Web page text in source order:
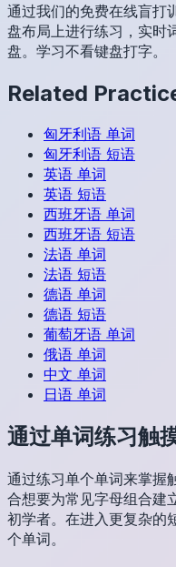
通过我们的免费在线盲打
盘布局上进行练习，实时
盘。学习不看键盘打字。
Related
匈牙利语 单词
匈牙利语 短语
英语 单词
英语 短语
西班牙语 单词
西班牙语 短语
法语 单词
法语 短语
德语 单词
德语 短语
葡萄牙语 单词
俄语 单词
中文 单词
日语 单词
通过单词练习触
通过练习单个单词来掌握
合想要为常见字母组合建
初学者。在进入更复杂的
个单词。